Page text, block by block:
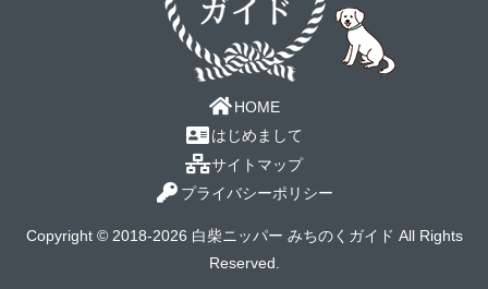
HOME
はじめまして
サイトマップ
プライバシーポリシー
Copyright © 2018-2026 白柴ニッパー みちのくガイド All Rights
Reserved.